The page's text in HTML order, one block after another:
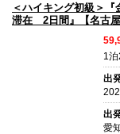
＜ハイキング初級＞
滞在 2日間』【名古屋
1泊
出
出
愛